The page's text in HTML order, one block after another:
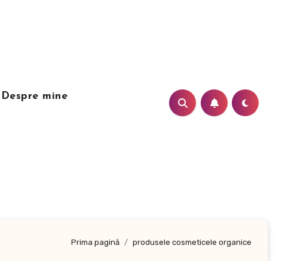
Despre mine
Prima pagină produsele cosmeticele organice